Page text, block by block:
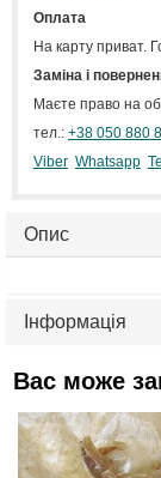
Оплата
На карту приват.
Заміна і
Маєте право на
тел.: +38 050 880
Viber Whatsapp
Опис
Інформація
Вас може